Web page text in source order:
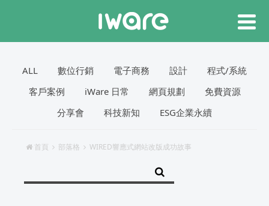
ALL 數位行銷 電子商務 設計
程式/系統
客戶案例
iWare 日常 網頁規劃
免費資源
分享會
科技新知 ESG企業永續
首頁 部落格 WIRED響應式網站改版成功故事